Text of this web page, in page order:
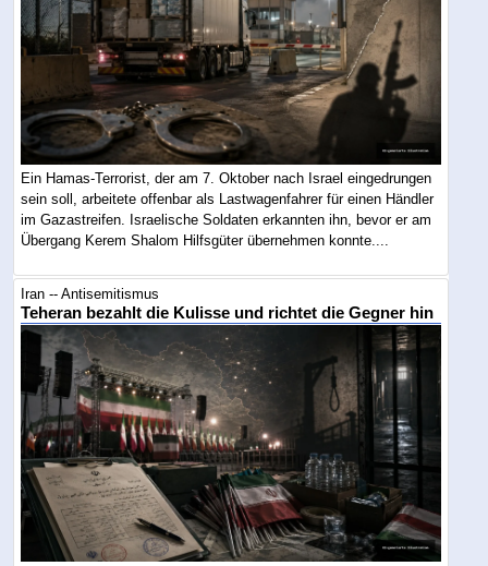
Ein Hamas-Terrorist, der am 7. Oktober nach Israel eingedrungen
sein soll, arbeitete offenbar als Lastwagenfahrer für einen Händler
im Gazastreifen. Israelische Soldaten erkannten ihn, bevor er am
Übergang Kerem Shalom Hilfsgüter übernehmen konnte....
Iran -- Antisemitismus
Teheran bezahlt die Kulisse und richtet die Gegner hin